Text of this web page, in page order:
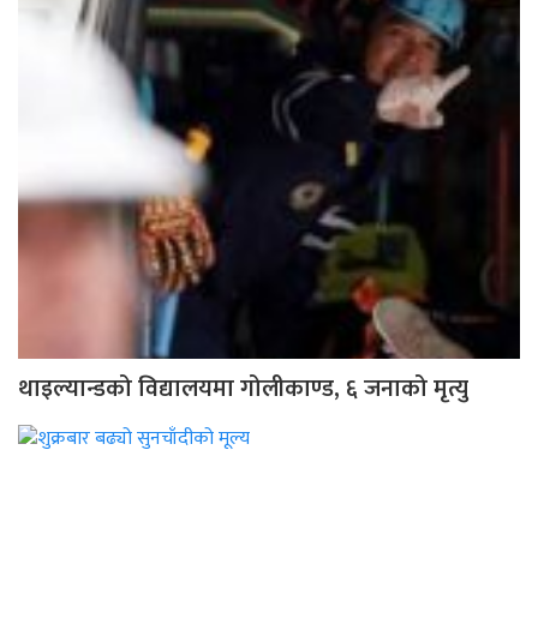
थाइल्यान्डको विद्यालयमा गोलीकाण्ड, ६ जनाको मृत्यु